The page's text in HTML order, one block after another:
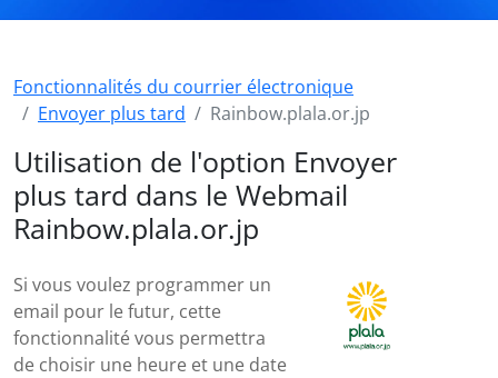
Fonctionnalités du courrier électronique
Envoyer plus tard
Rainbow.plala.or.jp
Utilisation de l'option Envoyer
plus tard dans le Webmail
Rainbow.plala.or.jp
Si vous voulez programmer un
email pour le futur, cette
fonctionnalité vous permettra
de choisir une heure et une date